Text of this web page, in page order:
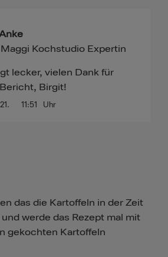
11:51 Uhr
Maggi Kochstudio Expertin
lecker, vielen Dank für
Birgit!
das die Kartoffeln in der Zeit
werde das Rezept mal mit
gekochten Kartoffeln